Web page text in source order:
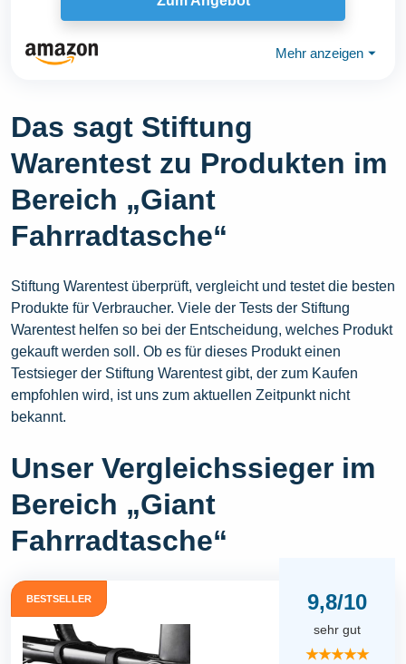
Mehr anzeigen ⏷
Das sagt Stiftung
Warentest zu Produkten im
Bereich „Giant
Fahrradtasche“
Stiftung Warentest überprüft, vergleicht und testet die besten
Produkte für Verbraucher. Viele der Tests der Stiftung
Warentest helfen so bei der Entscheidung, welches Produkt
gekauft werden soll. Ob es für dieses Produkt einen
Testsieger der Stiftung Warentest gibt, der zum Kaufen
empfohlen wird, ist uns zum aktuellen Zeitpunkt nicht
bekannt.
Unser Vergleichssieger im
Bereich „Giant
Fahrradtasche“
BESTSELLER 9,8/10
sehr gut
★★★★★